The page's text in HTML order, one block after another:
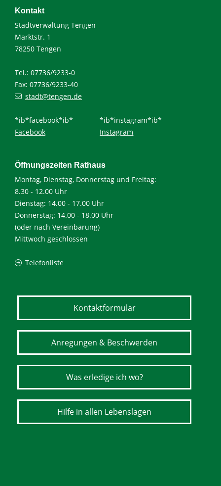
Kontakt
Stadtverwaltung Tengen
Marktstr. 1
78250 Tengen
Tel.: 07736/9233-0
Fax: 07736/9233-40
stadt@tengen.de
*ib*facebook*ib*
Facebook
*ib*instagram*ib*
Instagram
Öffnungszeiten Rathaus
Montag, Dienstag, Donnerstag und Freitag:
8.30 - 12.00 Uhr
Dienstag: 14.00 - 17.00 Uhr
Donnerstag: 14.00 - 18.00 Uhr
(oder nach Vereinbarung)
Mittwoch geschlossen
Telefonliste
Kontaktformular
Anregungen & Beschwerden
Was erledige ich wo?
Hilfe in allen Lebenslagen